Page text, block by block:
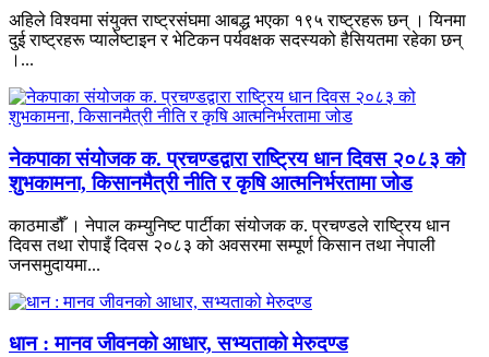
अहिले विश्वमा संयुक्त राष्ट्रसंघमा आबद्ध भएका १९५ राष्ट्रहरू छन् । यिनमा
दुई राष्ट्रहरू प्यालेष्टाइन र भेटिकन पर्यवक्षक सदस्यको हैसियतमा रहेका छन्
।...
नेकपाका संयोजक क. प्रचण्डद्वारा राष्ट्रिय धान दिवस २०८३ को
शुभकामना, किसानमैत्री नीति र कृषि आत्मनिर्भरतामा जोड
काठमाडौँ । नेपाल कम्युनिष्ट पार्टीका संयोजक क. प्रचण्डले राष्ट्रिय धान
दिवस तथा रोपाइँ दिवस २०८३ को अवसरमा सम्पूर्ण किसान तथा नेपाली
जनसमुदायमा...
धान : मानव जीवनको आधार, सभ्यताको मेरुदण्ड